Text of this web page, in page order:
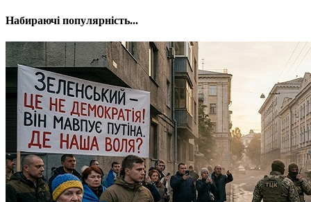
Набираючі популярність...